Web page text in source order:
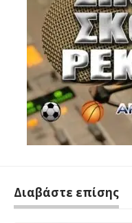
Διαβάστε επίσης